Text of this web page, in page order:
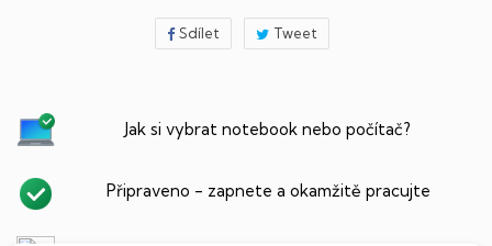
Sdílet Tweet
Jak si vybrat notebook nebo počítač?
Připraveno - zapnete a okamžitě pracujte